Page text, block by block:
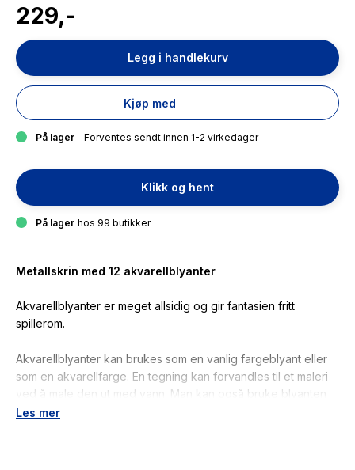
rating
229,-
Legg i handlekurv
Kjøp med
På lager – Forventes sendt innen 1-2 virkedager
Klikk og hent
På lager hos 99 butikker
Metallskrin med 12 akvarellblyanter
Akvarellblyanter er meget allsidig og gir fantasien fritt
spillerom.
Akvarellblyanter kan brukes som en vanlig fargeblyant eller
som en akvarellfarge. En tegning kan forvandles til et maleri
ved å male den ut med vann. Man kan også bruke blyanten
som en tradisjonell akvarell ved å hente farge med pensel fra
Les mer